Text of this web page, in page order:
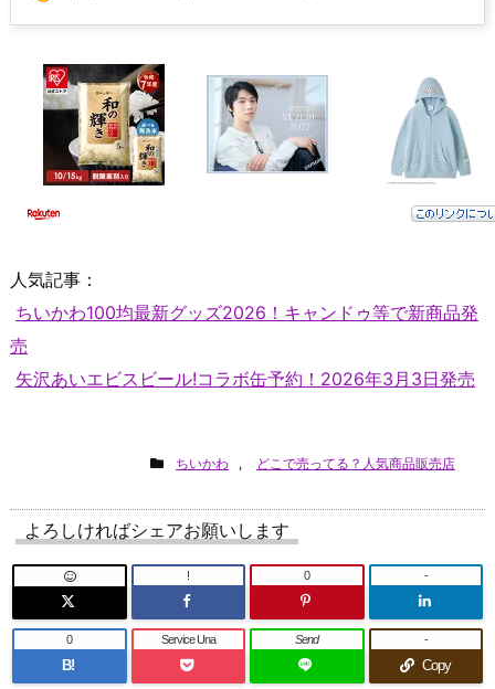
人気記事：
ちいかわ100均最新グッズ2026！キャンドゥ等で新商品発
売
矢沢あいエビスビール!コラボ缶予約！2026年3月3日発売
ちいかわ , どこで売ってる？人気商品販売店
よろしければシェアお願いします
! 0 -
B!
0 Service Una Send
Copy
-